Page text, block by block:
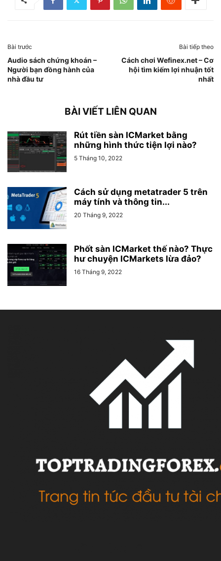
Bài trước
Audio sách chứng khoán –
Người bạn đồng hành của
nhà đầu tư
Bài tiếp theo
Cách chơi Wefinex.net – Cơ
hội tìm kiếm lợi nhuận tốt
nhất
BÀI VIẾT LIÊN QUAN
Rút tiền sàn ICMarket bằng
những hình thức tiện lợi nào?
5 Tháng 10, 2022
Cách sử dụng metatrader 5 trên
máy tính và thông tin...
20 Tháng 9, 2022
Phốt sàn ICMarket thế nào? Thực
hư chuyện ICMarkets lừa đảo?
16 Tháng 9, 2022